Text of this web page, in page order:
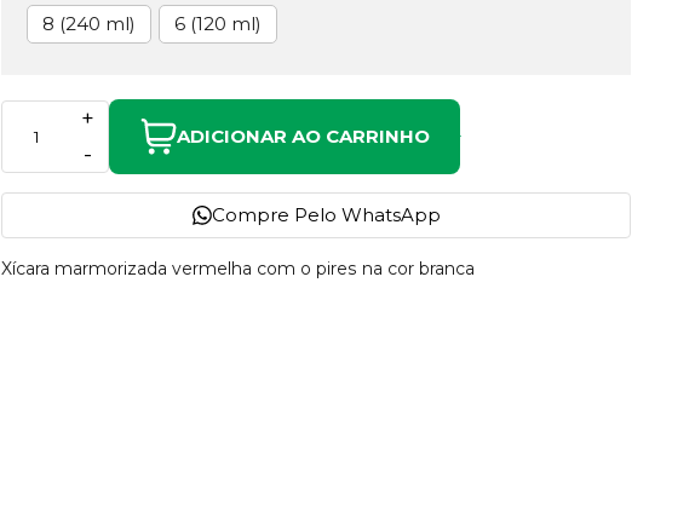
8 (240 ml)
6 (120 ml)
-
+
ADICIONAR AO CARRINHO
Compre Pelo WhatsApp
Xícara marmorizada vermelha com o pires na cor branca